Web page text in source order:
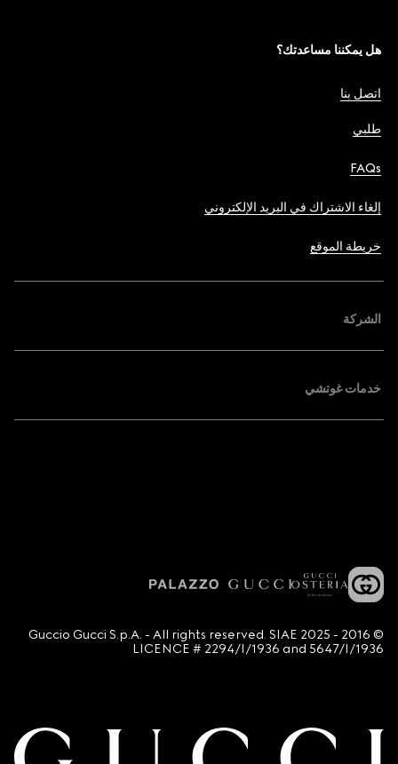
هل يمكننا مساعدتك؟
اتصل بنا
طلبي
FAQs
إلغاء الاشتراك في البريد الإلكتروني
خريطة الموقع
الشركة
خدمات غوتشي
© 2016 - 2025 Guccio Gucci S.p.A. - All rights reserved. SIAE
LICENCE # 2294/I/1936 and 5647/I/1936